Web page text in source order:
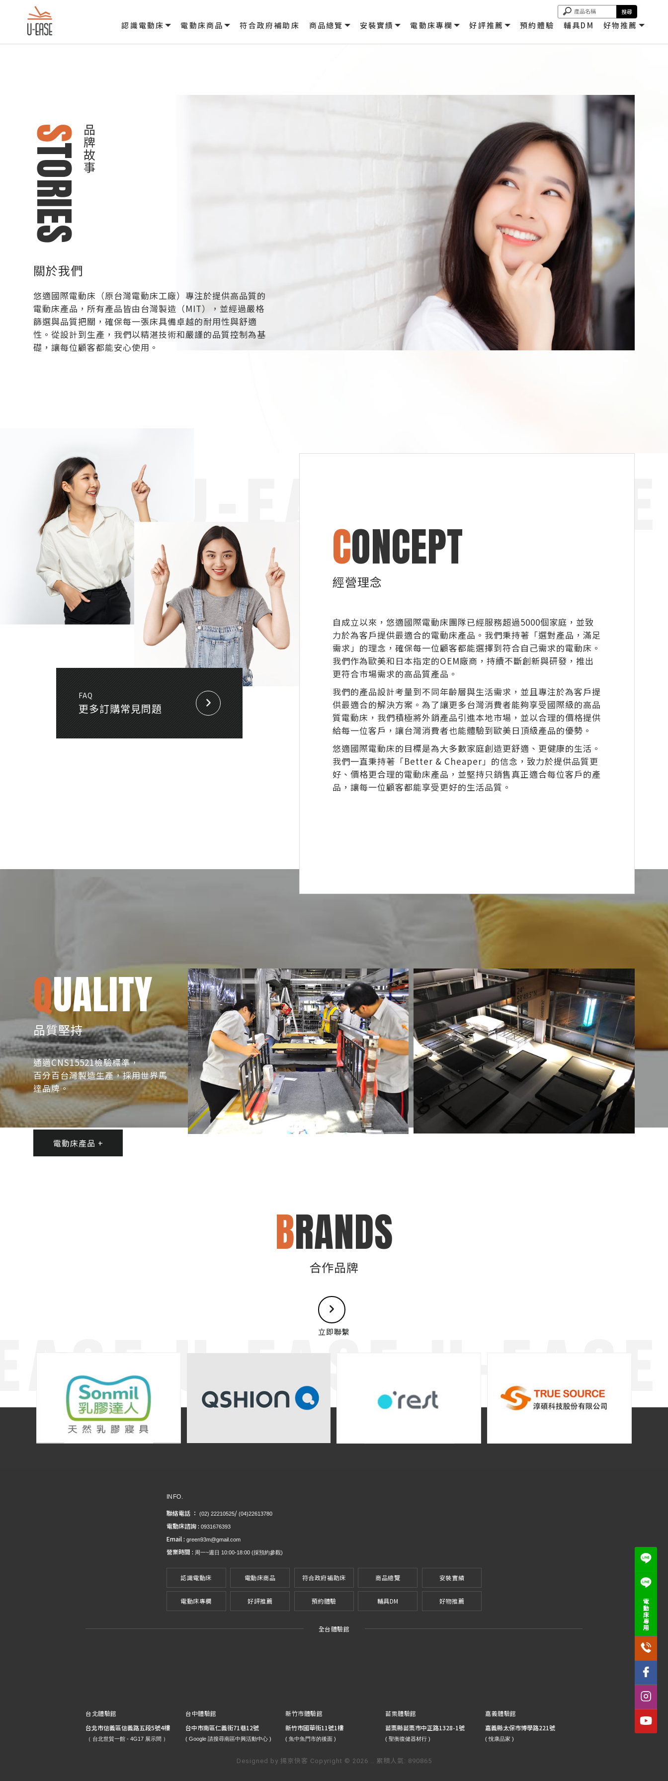
認識電動床 電動床商品 符合政府補助床 商品總覽 安裝實績 電動床專欄 好評推薦 預約體驗 輔具DM 好物推薦
S
TORIES品牌故事
關於我們
悠適國際電動床（原台灣電動床工廠）專注於提供高品質的
電動床產品，所有產品皆由台灣製造（MIT），並經過嚴格
篩選與品質把關，確保每一張床具備卓越的耐用性與舒適
性。從設計到生產，我們以精湛技術和嚴謹的品質控制為基
礎，讓每位顧客都能安心使用。
FAQ
更多訂購常見問題
CONCEPT
經營理念
自成立以來，悠適國際電動床團隊已經服務超過5000個家庭，並致
力於為客戶提供最適合的電動床產品。我們秉持著「選對產品，滿足
需求」的理念，確保每一位顧客都能選擇到符合自己需求的電動床。
我們作為歐美和日本指定的OEM廠商，持續不斷創新與研發，推出
更符合市場需求的高品質產品。
我們的產品設計考量到不同年齡層與生活需求，並且專注於為客戶提
供最適合的解決方案。為了讓更多台灣消費者能夠享受國際級的高品
質電動床，我們積極將外銷產品引進本地市場，並以合理的價格提供
給每一位客戶，讓台灣消費者也能體驗到歐美日頂級產品的優勢。
悠適國際電動床的目標是為大多數家庭創造更舒適、更健康的生活。
我們一直秉持著「Better & Cheaper」的信念，致力於提供品質更
好、價格更合理的電動床產品，並堅持只銷售真正適合每位客戶的產
品，讓每一位顧客都能享受更好的生活品質。
QUALITY
品質堅持
通過CNS15521檢驗標準，
百分百台灣製造生產，採用世界馬
達品牌。
電動床產品 +
BRANDS
合作品牌
立即聯繫
INFO.
聯絡電話 ： (02) 22210525/ (04)22613780
電動床諮詢 : 0931676393
Email : green93m@gmail.com
營業時間 : 周一~週日 10:00-18:00 (採預約參觀)
認識電動床 電動床商品 符合政府補助床 商品總覽 安裝實績
電動床專欄 好評推薦 預約體驗 輔具DM 好物推薦
全台體驗館
台北體驗館
台北市信義區信義路五段5號4樓
（ 台北世貿一館 - 4G17 展示間 ）
台中體驗館
台中市南區仁義街71巷12號
( Google 請搜尋南區中興活動中心 )
新竹市體驗館
新竹市國華街11號1樓
( 魚中魚門市的後面 )
苗栗體驗館
苗栗縣苗栗市中正路1328-1號
( 聖衡復健器材行 )
嘉義體驗館
嘉義縣太保市博學路221號
( 悅康品家 )
電動床專用
Designed by 揚京快客 Copyright © 2026 .. 累積人氣: 890865